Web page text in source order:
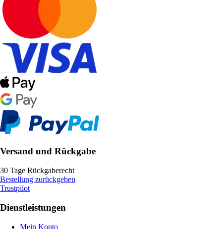
Versand und Rückgabe
30 Tage Rückgaberecht
Bestellung zurückgeben
Trustpilot
Dienstleistungen
Mein Konto